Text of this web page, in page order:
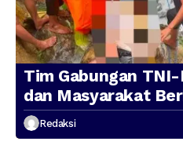
Tim Gabungan
dan Masyarakat
Presenter TVRI
Hilang di Sungai
Redaksi